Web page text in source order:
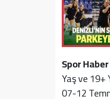
Spor
Yaş ve 19+
07-12